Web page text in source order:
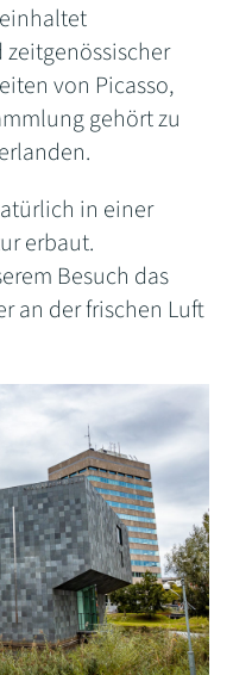
von Picasso,
gehört zu
in einer
erbaut.
Besuch das
an der frischen Luft